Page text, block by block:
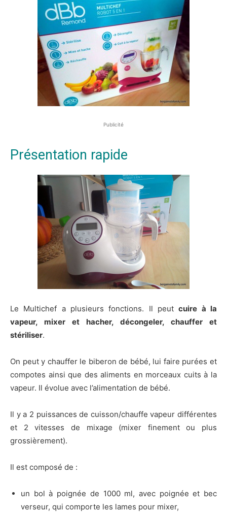
Publicité
Présentation rapide
Le Multichef a plusieurs fonctions. Il peutcuire à la
vapeur, mixer et hacher, décongeler, chauffer et
stériliser.
On peut y chauffer le biberon de bébé, lui faire purées et
compotes ainsi que des aliments en morceaux cuits à la
vapeur. Il évolue avec l’alimentation de bébé.
Il y a 2 puissances de cuisson/chauffe vapeur différentes
et 2 vitesses de mixage (mixer finement ou plus
grossièrement).
Il est composé de :
un bol à poignée de 1000 ml, avec poignée et bec
verseur, qui comporte les lames pour mixer,